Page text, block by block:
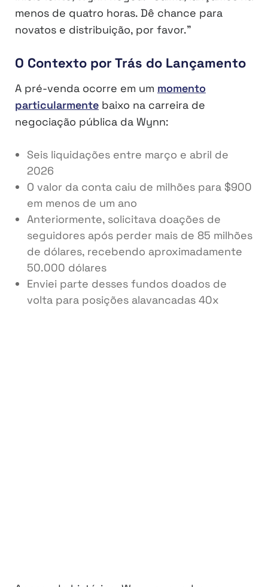
menos de quatro horas. Dê chance para
novatos e distribuição, por favor.”
O Contexto por Trás do Lançamento
A pré-venda ocorre em um momento
particularmente baixo na carreira de
negociação pública da Wynn:
Seis liquidações entre março e abril de
2026
O valor da conta caiu de milhões para $900
em menos de um ano
Anteriormente, solicitava doações de
seguidores após perder mais de 85 milhões
de dólares, recebendo aproximadamente
50.000 dólares
Enviei parte desses fundos doados de
volta para posições alavancadas 40x